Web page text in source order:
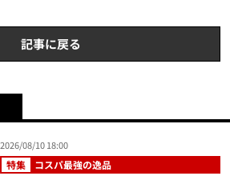
記事に戻る
2026/08/10 18:00
特集 コスパ最強の逸品